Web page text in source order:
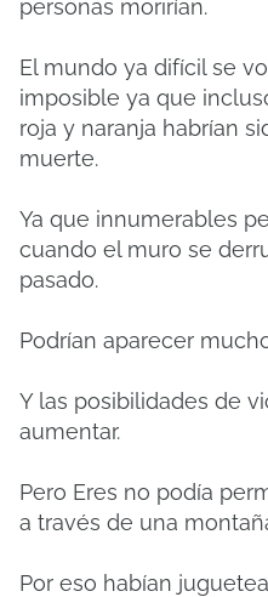
personas morirían.
El mundo ya difícil se
imposible ya que
roja y naranja habrían
muerte.
Ya que innumerables
cuando el muro se
pasado.
Podrían aparecer
Y las posibilidades de
aumentar.
Pero Eres no podía
a través de una
Por eso habían